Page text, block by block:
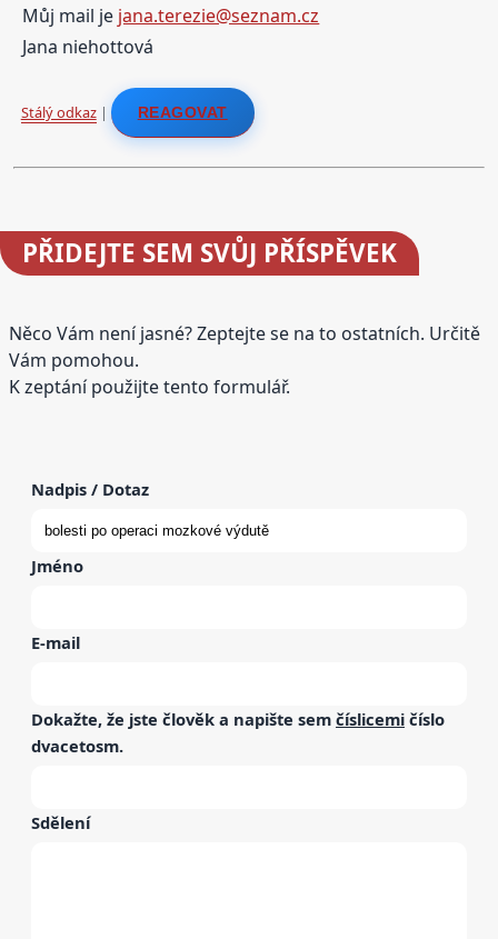
Můj mail je jana.terezie@seznam.cz
Jana niehottová
Stálý odkaz| REAGOVAT
PŘIDEJTE SEM SVŮJ PŘÍSPĚVEK
Něco Vám není jasné? Zeptejte se na to ostatních. Určitě
Vám pomohou.
K zeptání použijte tento formulář.
Nadpis / Dotaz
Jméno
E-mail
Dokažte, že jste člověk a napište sem číslicemi číslo
dvacetosm.
Sdělení